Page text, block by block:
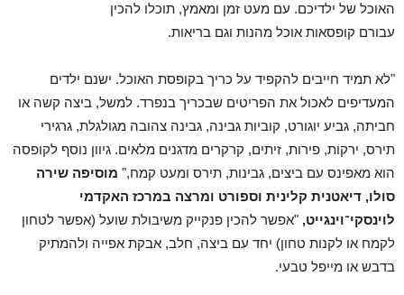
האוכל של ילדיכם. עם מעט זמן ומאמץ, תוכלו להכין
עבורם קופסאות אוכל מהנות וגם בריאות.
"לא תמיד חייבים להקפיד על כריך בקופסת האוכל. ישנם ילדים
המעדיפים לאכול את הפריטים שבכריך בנפרד. למשל, ביצה קשה או
חביתה, גביע יוגורט, קוביות גבינה, גבינה צהובה מגולגלת, גרגירי
תירס, ירקות, פירות, זיתים, קרקרים מדגנים מלאים. גיוון נוסף לקופסה
הוא מאפינס עם ביצים, גבינות, תירס ומעט קמח," מוסיפה שירה
סולו, דיאטנית קלינית וספורט ומרצה במרכז האקדמי
לוינסקי־וינגייט, "אפשר להכין פנקייק משיבולת שועל (אפשר לטחון
לקמח או לקנות טחון) יחד עם ביצה, חלב, אבקת אפייה ולהמתיק
בדבש או מייפל טבעי.